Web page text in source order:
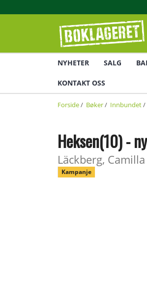
NYHETER SALG
KONTAKT OSS
Forside/ Bøker/ Innbundet/
Heksen(10) -
Läckberg, Camilla
Kampanje